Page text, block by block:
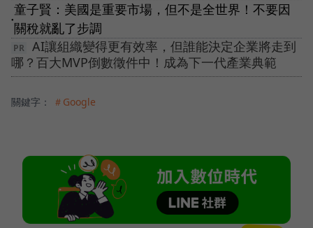
●
童子賢：美國是重要市場，但不是全世界！不要因
關稅就亂了步調
AI讓組織變得更有效率，但誰能決定企業將走到
哪？百大MVP倒數徵件中！成為下一代產業典範
關鍵字： ＃Google